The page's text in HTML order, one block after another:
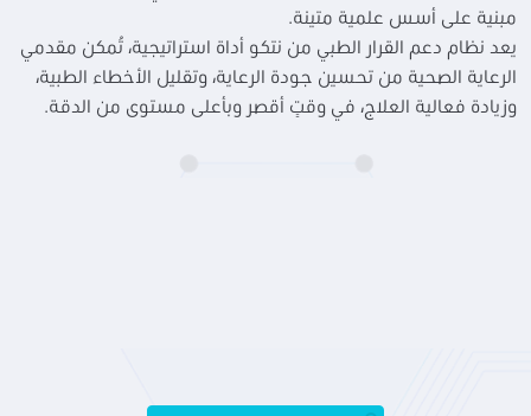
مبنية على أسس علمية متينة.
يعد نظام دعم القرار الطبي من نتكو أداة استراتيجية، تُمكن مقدمي
الرعاية الصحية من تحسين جودة الرعاية، وتقليل الأخطاء الطبية،
وزيادة فعالية العلاج، في وقتٍ أقصر وبأعلى مستوى من الدقة.